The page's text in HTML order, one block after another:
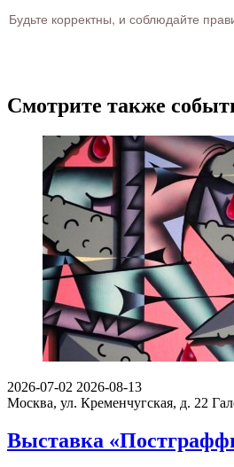
Будьте корректны, и соблюдайте
Смотрите также
2026-07-02 2026-08-13
Москва, ул. Кременчугская, д. 22
Выставка